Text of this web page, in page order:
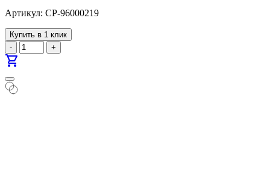
Артикул: CP-96000219
Купить в 1 клик
-
+
shopping_cart